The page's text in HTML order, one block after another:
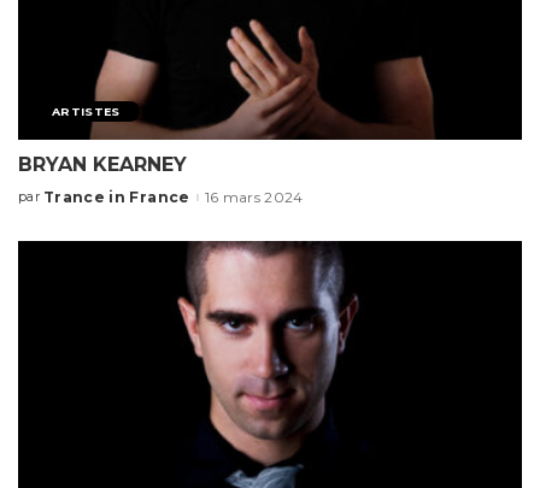
ARTISTES
BRYAN KEARNEY
par Trance in France 16 mars 2024